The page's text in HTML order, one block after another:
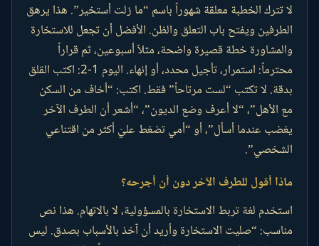
لا تترك الخطبة معلقة شهوراً باسم “ما زلت أستخير”. هذا يرهق
الطرفين ويفتح باب التعلق والظن. الأفضل أن تجعل للاستخارة
والمشاورة خطة قصيرة واضحة، مثلاً أسبوعين، ثم قراراً
محترماً: استمرار، تأجيل محدد، أو إنهاء. اليوم 1-2: اكتب القلق
بدقة. لا تكتب “لست مرتاحاً” فقط. اكتب: “أخاف من السكن
مع الأهل”، “لا أعرف وضع الديون”، “أشعر أن الطرف الآخر
يغضب عندما أسأل”، أو “أمي تضغط عليّ أكثر من اقتناعي
الشخصي”.
ماذا أقول للطرف الآخر دون أن أجرحه؟
استخدم لغة تربط الاستخارة بالمسؤولية، لا بالاتهام. هذا نص
مناسب: “صليت الاستخارة وأريد أن آخذ بالأسباب بصدق. ليس